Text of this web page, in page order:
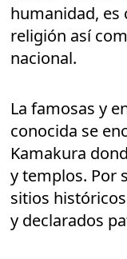
humanidad, es
religión así
nacional.
La famosas y
conocida se
Kamakura
y templos. Por
sitios
y declarados